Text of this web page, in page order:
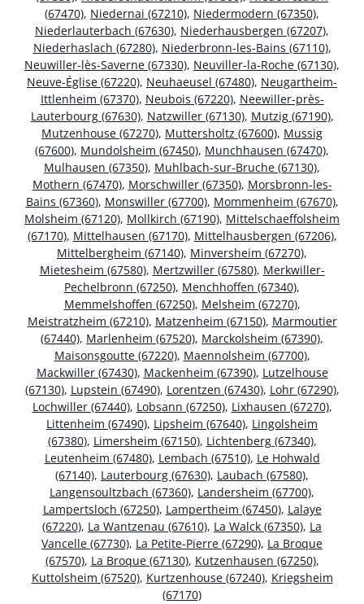
(67470), Niedernai (67210), Niedermodern (67350),
Niederlauterbach (67630), Niederhausbergen (67207),
Niederhaslach (67280), Niederbronn-les-Bains (67110),
Neuwiller-lès-Saverne (67330), Neuviller-la-Roche (67130),
Neuve-Église (67220), Neuhaeusel (67480), Neugartheim-
Ittlenheim (67370), Neubois (67220), Neewiller-près-
Lauterbourg (67630), Natzwiller (67130), Mutzig (67190),
Mutzenhouse (67270), Muttersholtz (67600), Mussig
(67600), Mundolsheim (67450), Munchhausen (67470),
Mulhausen (67350), Muhlbach-sur-Bruche (67130),
Mothern (67470), Morschwiller (67350), Morsbronn-les-
Bains (67360), Monswiller (67700), Mommenheim (67670),
Molsheim (67120), Mollkirch (67190), Mittelschaeffolsheim
(67170), Mittelhausen (67170), Mittelhausbergen (67206),
Mittelbergheim (67140), Minversheim (67270),
Mietesheim (67580), Mertzwiller (67580), Merkwiller-
Pechelbronn (67250), Menchhoffen (67340),
Memmelshoffen (67250), Melsheim (67270),
Meistratzheim (67210), Matzenheim (67150), Marmoutier
(67440), Marlenheim (67520), Marckolsheim (67390),
Maisonsgoutte (67220), Maennolsheim (67700),
Mackwiller (67430), Mackenheim (67390), Lutzelhouse
(67130), Lupstein (67490), Lorentzen (67430), Lohr (67290),
Lochwiller (67440), Lobsann (67250), Lixhausen (67270),
Littenheim (67490), Lipsheim (67640), Lingolsheim
(67380), Limersheim (67150), Lichtenberg (67340),
Leutenheim (67480), Lembach (67510), Le Hohwald
(67140), Lauterbourg (67630), Laubach (67580),
Langensoultzbach (67360), Landersheim (67700),
Lampertsloch (67250), Lampertheim (67450), Lalaye
(67220), La Wantzenau (67610), La Walck (67350), La
Vancelle (67730), La Petite-Pierre (67290), La Broque
(67570), La Broque (67130), Kutzenhausen (67250),
Kuttolsheim (67520), Kurtzenhouse (67240), Kriegsheim
(67170)